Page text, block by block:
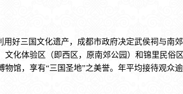
用好三国文化遗产，成都市政府决定武侯祠与南
文化体验区（即西区，原南郊公园）和锦里民
物馆，享有“三国圣地”之美誉。年平均接待观众